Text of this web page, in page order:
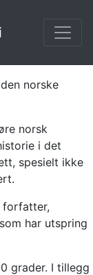
norske
norsk
i det
spesielt ikke
forfatter,
har utspring
grader. I tillegg